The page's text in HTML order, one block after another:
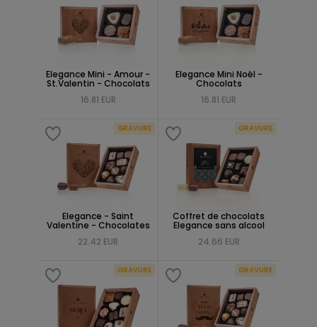
Elegance Mini - Amour -
St.Valentin - Chocolats
16.81 EUR
Elegance Mini Noël -
Chocolats
16.81 EUR
GRAVURE
Elegance - Saint
Valentine - Chocolates
22.42 EUR
GRAVURE
Coffret de chocolats
Elegance sans alcool
24.66 EUR
GRAVURE GRAVURE